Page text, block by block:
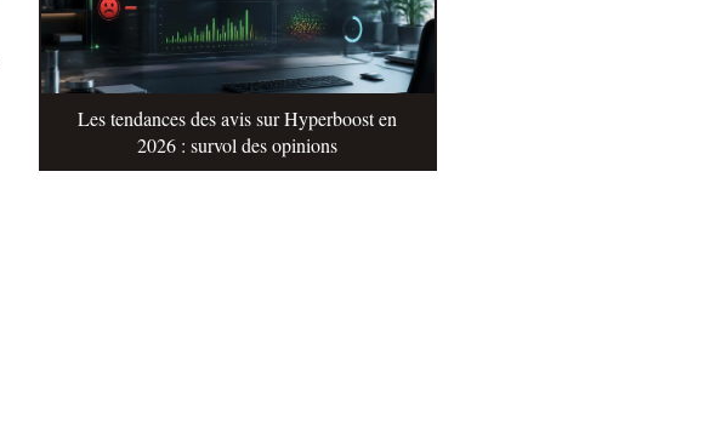
Les tendances des avis sur Hyperboost en
2026 : survol des opinions